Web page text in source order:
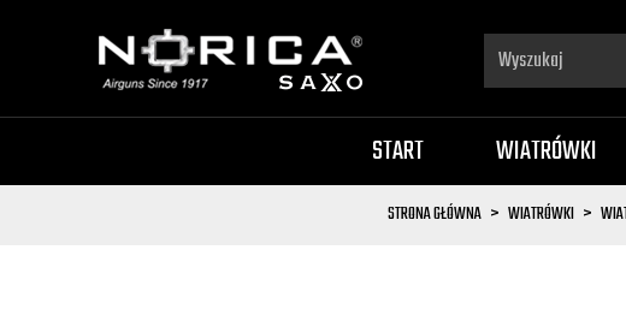
START WIATRÓWKI
STRONA GŁÓWNA WIATRÓWKI